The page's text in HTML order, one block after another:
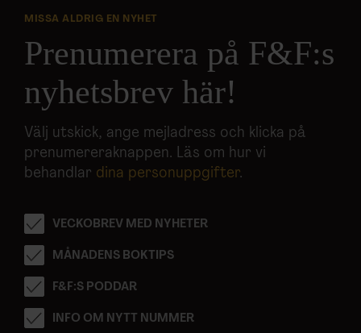
MISSA ALDRIG EN NYHET
Prenumerera på F&F:s
nyhetsbrev här!
Välj utskick, ange mejladress och klicka på
prenumereraknappen. Läs om hur vi
behandlar dina personuppgifter.
VECKOBREV MED NYHETER
MÅNADENS BOKTIPS
F&F:S PODDAR
INFO OM NYTT NUMMER